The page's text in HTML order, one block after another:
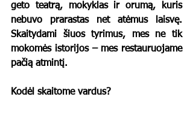
geto teatrą, mokyklas ir orumą, kuris
nebuvo prarastas net atėmus laisvę.
Skaitydami šiuos tyrimus, mes ne tik
mokomės istorijos – mes restauruojame
pačią atmintį.
Kodėl skaitome vardus?